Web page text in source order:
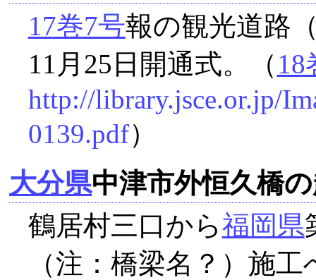
17巻7号報の観光道路
11月25日開通式。（ 18
http://library.jsce.or.jp/
0139.pdf）
大分県中津市外恒久橋
鶴居村三口から福岡県
（注：橋梁名？）施